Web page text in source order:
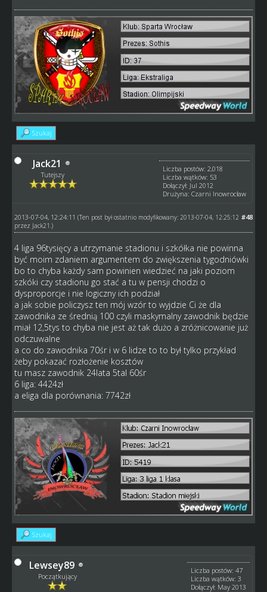
Szukaj
Jack21
Tutejszy
Liczba postów: 2,018
Liczba wątków: 53
Dołączył: Jul 2012
Drużyna: Czarni Inowrocław
#48
2013-07-04, 12:24:11 (Ten post był ostatnio modyfikowany: 2013-07-04, 12:25:12
przez Jack21 .)
4 liga 96tysięcy a utrzymanie stadionu i szkółka nie powinna
być moim zdaniem argumentem do zwiększenia tygodniówki
bo to chyba każdy sam powinien wiedzieć na jaki poziom
szkóki czy stadionu go stać a tu w pensji chodzi o
dysproporcje i nie logiczny ich podział
a jak sobie policzysz ten mój wzór to wyjdzie Ci że dla
zawodnika ze średnią 100 czyli maskymalny zawodnik będzie
miał 12,5tys to chyba nie jest aż tak dużo a zróżnicowanie już
odczuwalne
a co do zawodnika 70śr i w 6 lidze to to był tylko przykład
żeby pokazać rozłożenie kosztów
tu masz zawodnik 24lata 5tal 60śr
6 liga: 4424zł
a eliga dla porównania: 7742zł
Szukaj
Lewsey89
Początkujący
Liczba postów: 47
Liczba wątków: 3
Dołączył: May 2013